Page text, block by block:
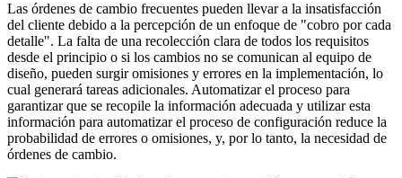
Las órdenes de cambio frecuentes pueden llevar a la insatisfacción
del cliente debido a la percepción de un enfoque de "cobro por cada
detalle". La falta de una recolección clara de todos los requisitos
desde el principio o si los cambios no se comunican al equipo de
diseño, pueden surgir omisiones y errores en la implementación, lo
cual generará tareas adicionales. Automatizar el proceso para
garantizar que se recopile la información adecuada y utilizar esta
información para automatizar el proceso de configuración reduce la
probabilidad de errores o omisiones, y, por lo tanto, la necesidad de
órdenes de cambio.